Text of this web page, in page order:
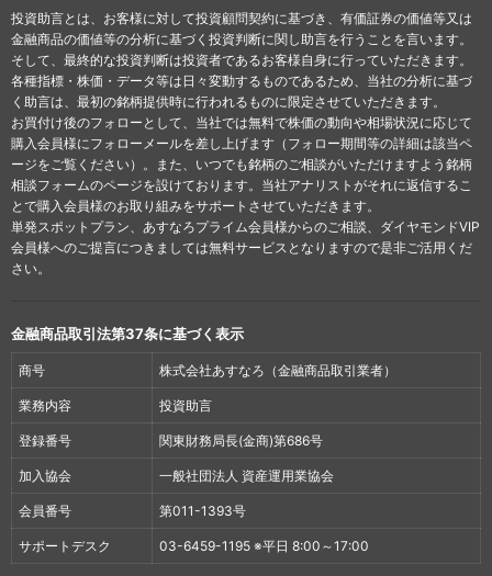
投資助言とは、お客様に対して投資顧問契約に基づき、有価証券の価値等又は
金融商品の価値等の分析に基づく投資判断に関し助言を行うことを言います。
そして、最終的な投資判断は投資者であるお客様自身に行っていただきます。
各種指標・株価・データ等は日々変動するものであるため、当社の分析に基づ
く助言は、最初の銘柄提供時に行われるものに限定させていただきます。
お買付け後のフォローとして、当社では無料で株価の動向や相場状況に応じて
購入会員様にフォローメールを差し上げます（フォロー期間等の詳細は該当ペ
ージをご覧ください）。また、いつでも銘柄のご相談がいただけますよう銘柄
相談フォームのページを設けております。当社アナリストがそれに返信するこ
とで購入会員様のお取り組みをサポートさせていただきます。
単発スポットプラン、あすなろプライム会員様からのご相談、ダイヤモンドVIP
会員様へのご提言につきましては無料サービスとなりますので是非ご活用くだ
さい。
金融商品取引法第37条に基づく表示
商号 株式会社あすなろ（金融商品取引業者）
業務内容 投資助言
登録番号 関東財務局長(金商)第686号
加入協会 一般社団法人 資産運用業協会
会員番号 第011-1393号
サポートデスク 03-6459-1195 ※平日 8:00～17:00